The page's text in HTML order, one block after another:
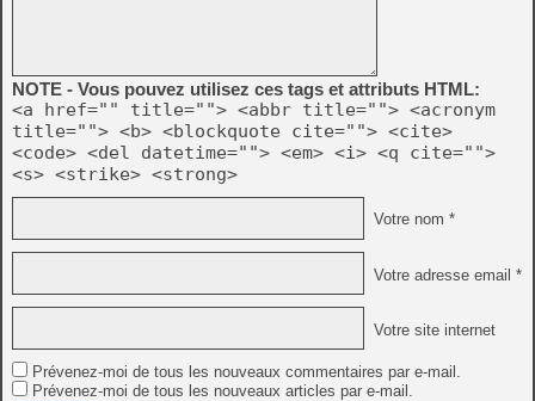
NOTE - Vous pouvez utilisez ces tags et attributs HTML:
<a href="" title=""> <abbr title=""> <acronym
title=""> <b> <blockquote cite=""> <cite>
<code> <del datetime=""> <em> <i> <q cite="">
<s> <strike> <strong>
Votre nom *
Votre adresse email *
Votre site internet
Prévenez-moi de tous les nouveaux commentaires par e-mail.
Prévenez-moi de tous les nouveaux articles par e-mail.